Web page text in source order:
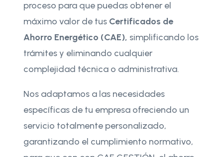
proceso para que puedas obtener el
máximo valor de tus Certificados de
Ahorro Energético (CAE), simplificando los
trámites y eliminando cualquier
complejidad técnica o administrativa.
Nos adaptamos a las necesidades
específicas de tu empresa ofreciendo un
servicio totalmente personalizado,
garantizando el cumplimiento normativo,